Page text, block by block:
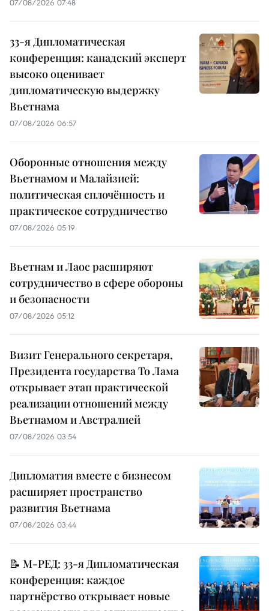
07/08/2026 07:48
33-я Дипломатическая
конференция: канадский эксперт
высоко оценивает
дипломатическую выдержку
Вьетнама
07/08/2026 06:57
Оборонные отношения между
Вьетнамом и Малайзией:
политическая сплочённость и
практическое сотрудничество
07/08/2026 05:19
Вьетнам и Лаос расширяют
сотрудничество в сфере обороны
и безопасности
07/08/2026 05:12
Визит Генерального секретаря,
Президента государства То Лама
открывает этап практической
реализации отношений между
Вьетнамом и Австралией
07/08/2026 03:54
Дипломатия вместе с бизнесом
расширяет пространство
развития Вьетнама
07/08/2026 03:44
📝 М-РЕД: 33-я Дипломатическая
конференция: каждое
партнёрство открывает новые